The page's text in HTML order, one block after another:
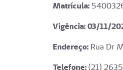
Matrícula:
Vigência: 03/11/
Endereço:Rua Dr
Telefone:(21)